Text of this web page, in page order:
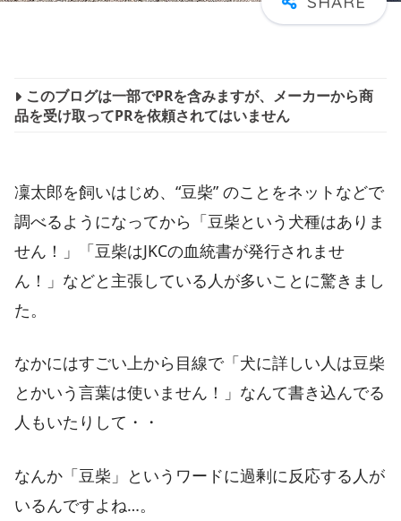
このブログは一部でPRを含みますが、メーカーから商
品を受け取ってPRを依頼されてはいません
凜太郎を飼いはじめ、“豆柴” のことをネットなどで
調べるようになってから「豆柴という犬種はありま
せん！」「豆柴はJKCの血統書が発行されませ
ん！」などと主張している人が多いことに驚きまし
た。
なかにはすごい上から目線で「犬に詳しい人は豆柴
とかいう言葉は使いません！」なんて書き込んでる
人もいたりして・・
なんか「豆柴」というワードに過剰に反応する人が
いるんですよね…。